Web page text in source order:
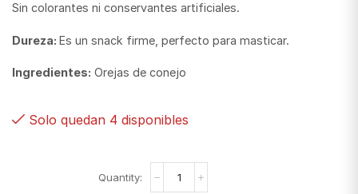
Sin colorantes ni conservantes artificiales.
Dureza: Es un snack firme, perfecto para masticar.
Ingredientes: Orejas de conejo
Solo quedan 4 disponibles